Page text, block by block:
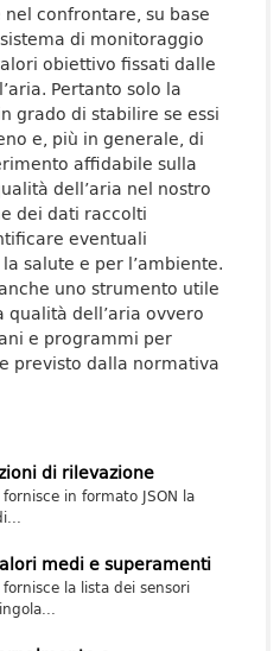
confrontare, su base
di monitoraggio
obiettivo fissati dalle
Pertanto solo la
grado di stabilire se essi
e, più in generale, di
affidabile sulla
dell’aria nel nostro
dei dati raccolti
eventuali
salute e per l’ambiente.
uno strumento utile
dell’aria ovvero
e programmi per
previsto dalla normativa
di rilevazione
in formato JSON la
medi e superamenti
la lista dei sensori